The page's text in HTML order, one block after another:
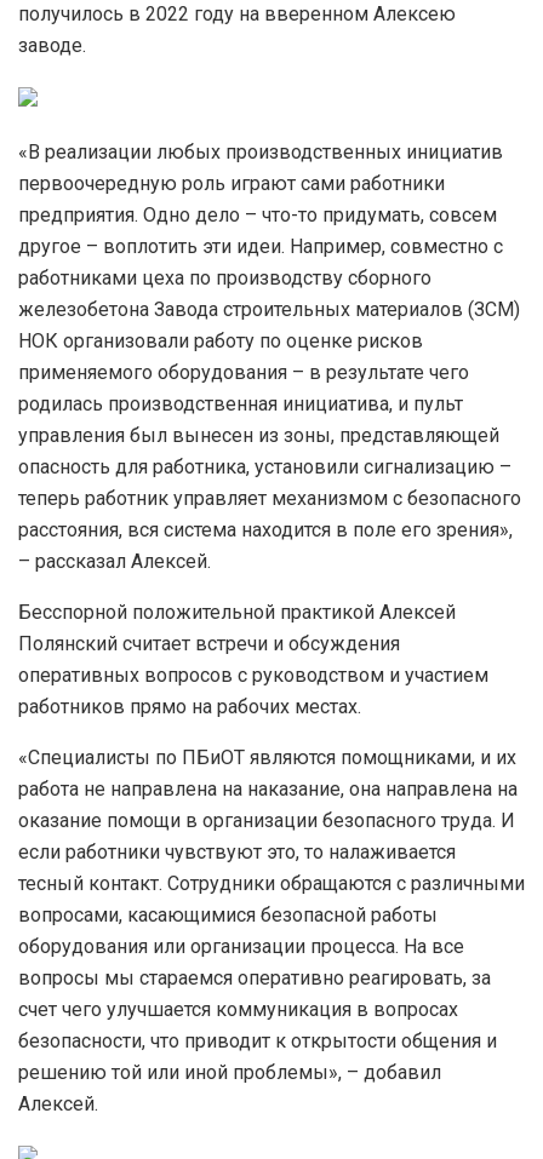
получилось в 2022 году на вверенном Алексею
заводе.
«В реализации любых производственных инициатив
первоочередную роль играют сами работники
предприятия. Одно дело – что-то придумать, совсем
другое – воплотить эти идеи. Например, совместно с
работниками цеха по производству сборного
железобетона Завода строительных материалов (ЗСМ)
НОК организовали работу по оценке рисков
применяемого оборудования – в результате чего
родилась производственная инициатива, и пульт
управления был вынесен из зоны, представляющей
опасность для работника, установили сигнализацию –
теперь работник управляет механизмом с безопасного
расстояния, вся система находится в поле его зрения»,
– рассказал Алексей.
Бесспорной положительной практикой Алексей
Полянский считает встречи и обсуждения
оперативных вопросов с руководством и участием
работников прямо на рабочих местах.
«Специалисты по ПБиОТ являются помощниками, и их
работа не направлена на наказание, она направлена на
оказание помощи в организации безопасного труда. И
если работники чувствуют это, то налаживается
тесный контакт. Сотрудники обращаются с различными
вопросами, касающимися безопасной работы
оборудования или организации процесса. На все
вопросы мы стараемся оперативно реагировать, за
счет чего улучшается коммуникация в вопросах
безопасности, что приводит к открытости общения и
решению той или иной проблемы», – добавил
Алексей.